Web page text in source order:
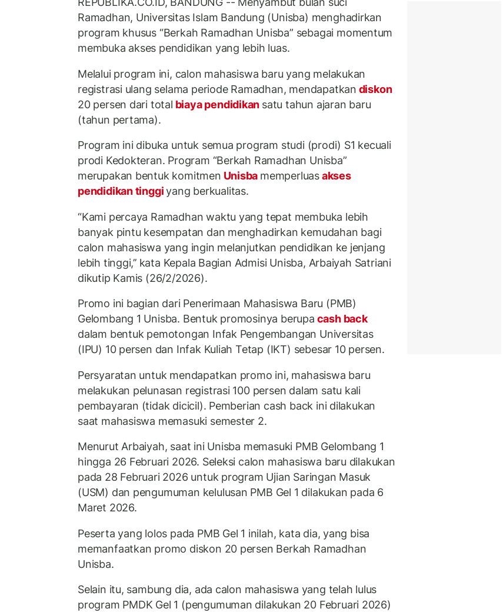
Ramadhan, Universitas Islam Bandung (Unisba) menghadirkan
program khusus “Berkah Ramadhan Unisba” sebagai momentum
membuka akses pendidikan yang lebih luas.
Melalui program ini, calon mahasiswa baru yang melakukan
registrasi ulang selama periode Ramadhan, mendapatkan diskon
20 persen dari total biaya pendidikan satu tahun ajaran baru
(tahun pertama).
Program ini dibuka untuk semua program studi (prodi) S1 kecuali
prodi Kedokteran. Program “Berkah Ramadhan Unisba”
merupakan bentuk komitmen Unisba memperluasakses
pendidikan tinggiyang berkualitas.
“Kami percaya Ramadhan waktu yang tepat membuka lebih
banyak pintu kesempatan dan menghadirkan kemudahan bagi
calon mahasiswa yang ingin melanjutkan pendidikan ke jenjang
lebih tinggi,’’ kata Kepala Bagian Admisi Unisba, Arbaiyah Satriani
dikutip Kamis (26/2/2026).
Promo ini bagian dari Penerimaan Mahasiswa Baru (PMB)
Gelombang 1 Unisba. Bentuk promosinya berupa cash back
dalam bentuk pemotongan Infak Pengembangan Universitas
(IPU) 10 persen dan Infak Kuliah Tetap (IKT) sebesar 10 persen.
Persyaratan untuk mendapatkan promo ini, mahasiswa baru
melakukan pelunasan registrasi 100 persen dalam satu kali
pembayaran (tidak dicicil). Pemberian cash back ini dilakukan
saat mahasiswa memasuki semester 2.
Menurut Arbaiyah, saat ini Unisba memasuki PMB Gelombang 1
hingga 26 Februari 2026. Seleksi calon mahasiswa baru dilakukan
pada 28 Februari 2026 untuk program Ujian Saringan Masuk
(USM) dan pengumuman kelulusan PMB Gel 1 dilakukan pada 6
Maret 2026.
Peserta yang lolos pada PMB Gel 1 inilah, kata dia, yang bisa
memanfaatkan promo diskon 20 persen Berkah Ramadhan
Unisba.
Selain itu, sambung dia, ada calon mahasiswa yang telah lulus
program PMDK Gel 1 (pengumuman dilakukan 20 Februari 2026)